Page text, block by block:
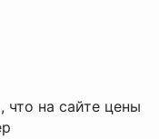
на сайте цены